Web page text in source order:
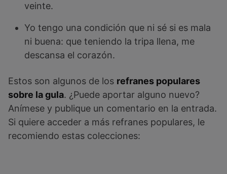
veinte.
Yo tengo una condición que ni sé si es mala
ni buena: que teniendo la tripa llena, me
descansa el corazón.
Estos son algunos de los refranes populares
sobre la gula. ¿Puede aportar alguno nuevo?
Anímese y publique un comentario en la entrada.
Si quiere acceder a más refranes populares, le
recomiendo estas colecciones: